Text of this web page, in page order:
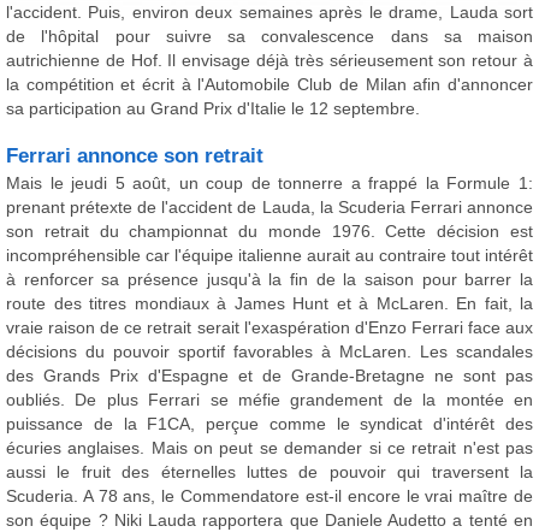
l'accident. Puis, environ deux semaines après le drame, Lauda sort
de l'hôpital pour suivre sa convalescence dans sa maison
autrichienne de Hof. Il envisage déjà très sérieusement son retour à
la compétition et écrit à l'Automobile Club de Milan afin d'annoncer
sa participation au Grand Prix d'Italie le 12 septembre.
Ferrari annonce son retrait
Mais le jeudi 5 août, un coup de tonnerre a frappé la Formule 1:
prenant prétexte de l'accident de Lauda, la Scuderia Ferrari annonce
son retrait du championnat du monde 1976. Cette décision est
incompréhensible car l'équipe italienne aurait au contraire tout intérêt
à renforcer sa présence jusqu'à la fin de la saison pour barrer la
route des titres mondiaux à James Hunt et à McLaren. En fait, la
vraie raison de ce retrait serait l'exaspération d'Enzo Ferrari face aux
décisions du pouvoir sportif favorables à McLaren. Les scandales
des Grands Prix d'Espagne et de Grande-Bretagne ne sont pas
oubliés. De plus Ferrari se méfie grandement de la montée en
puissance de la F1CA, perçue comme le syndicat d'intérêt des
écuries anglaises. Mais on peut se demander si ce retrait n'est pas
aussi le fruit des éternelles luttes de pouvoir qui traversent la
Scuderia. A 78 ans, le Commendatore est-il encore le vrai maître de
son équipe ? Niki Lauda rapportera que Daniele Audetto a tenté en